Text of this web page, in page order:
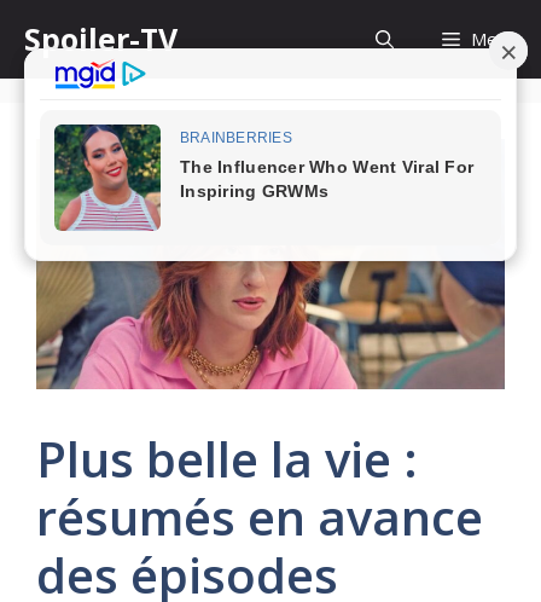
content
Spoiler-TV Menu
Plus belle la vie :
résumés en avance
des épisodes